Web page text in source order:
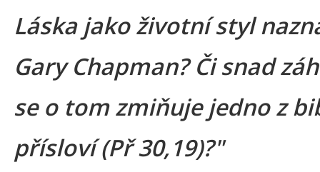
Láska jako životní styl
Gary Chapman? Či snad
se o tom zmiňuje jedno z
přísloví (Př 30,19)?"